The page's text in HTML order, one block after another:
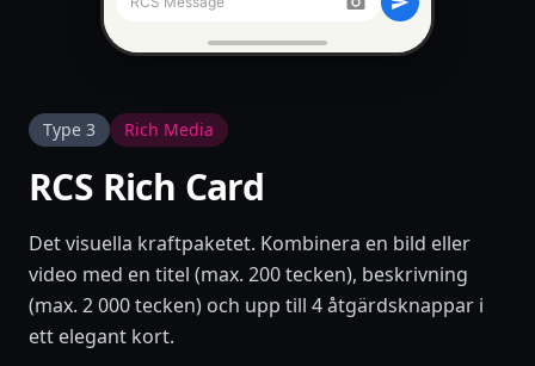
Type 3 Rich Media
RCS Rich Card
Det visuella kraftpaketet. Kombinera en bild eller
video med en titel (max. 200 tecken), beskrivning
(max. 2 000 tecken) och upp till 4 åtgärdsknappar i
ett elegant kort.